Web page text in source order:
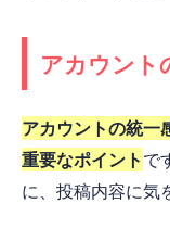
アカウント
アカウントの統一
重要なポイントで
に、投稿内容に気